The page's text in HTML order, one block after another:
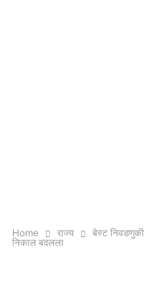
Home राज्य
बेस्ट
निकाल बदलला